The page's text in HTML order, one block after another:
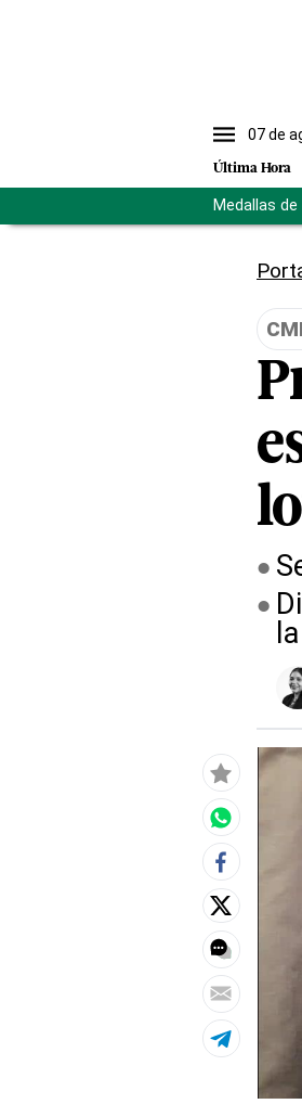
07 de
Última Hora
Medallas de